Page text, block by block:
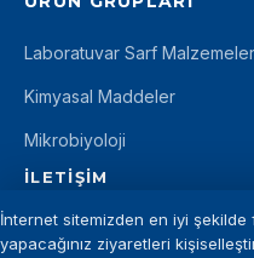
Laboratuvar Sarf
Kimyasal Maddeler
Mikrobiyoloji
İLETIŞIM
+90 212 875 11 12
İnternet sitemizden en iyi
yapacağınız ziyaretleri